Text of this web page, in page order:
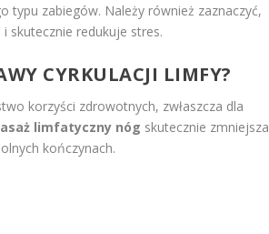
typu zabiegów. Należy również zaznaczyć,
skutecznie redukuje stres.
CYRKULACJI LIMFY?
korzyści zdrowotnych, zwłaszcza dla
limfatyczny nóg skutecznie zmniejsza
kończynach.